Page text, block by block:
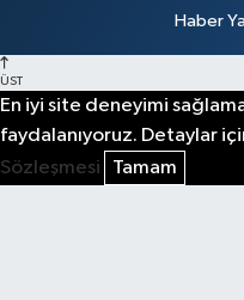
Haber
ÜST
En iyi site deneyimi
faydalanıyoruz. Detaylar
Sözleşmesi
Tamam